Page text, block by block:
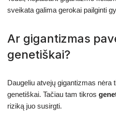
sveikata galima gerokai pailginti
Ar gigantizmas
genetiškai?
Daugeliu atvejų gigantizmas nėra
genetiškai. Tačiau tam tikros
riziką juo susirgti.